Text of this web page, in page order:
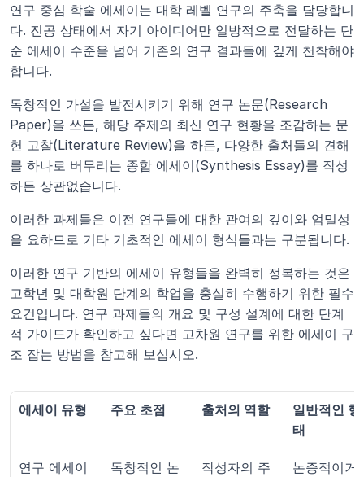
연구 중심 학술 에세이는 대학 레벨 연구의 주축을 담당합니
다. 진공 상태에서 자기 아이디어만 일방적으로 전달하는 단
순 에세이 수준을 넘어 기존의 연구 결과들에 깊게 천착해야
합니다.
독창적인 가설을 발전시키기 위해 연구 논문(Research
Paper)을 쓰든, 해당 주제의 최신 연구 현황을 조감하는 문
헌 고찰(Literature Review)을 하든, 다양한 출처들의 견해
를 하나로 버무리는 종합 에세이(Synthesis Essay)를 작성
하든 상관없습니다.
이러한 과제들은 이전 연구들에 대한 관여의 깊이와 엄밀성
을 요하므로 기타 기초적인 에세이 형식들과는 구분됩니다.
이러한 연구 기반의 에세이 유형들을 완벽히 정복하는 것은
고학년 및 대학원 단계의 학업을 충실히 수행하기 위한 필수
요건입니다. 연구 과제들의 개요 및 구성 설계에 대한 단계
적 가이드가 확인하고 싶다면 고차원 연구를 위한 에세이 구
조 잡는 방법을 참고해 보십시오.
에세이 유형 주요 초점 출처의 역할
일반적인 형
태
연구 에세이
독창적인 논
작성자의 주
논증적이거